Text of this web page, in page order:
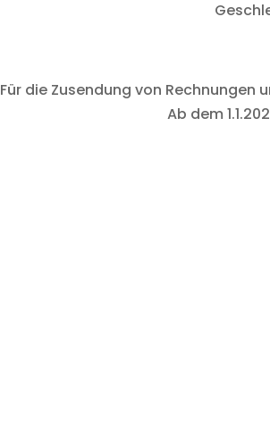
Für die Zusendung von Rechnungen
Ab dem